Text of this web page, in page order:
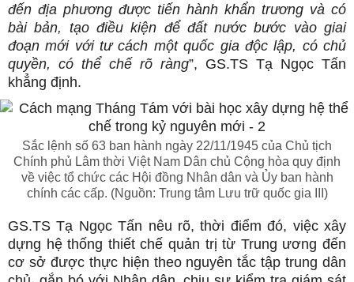
đến địa phương được tiến hành khẩn trương và có
bài bản, tạo điều kiện để đất nước bước vào giai
đoạn mới với tư cách một quốc gia độc lập, có chủ
quyền, có thể chế rõ ràng”, GS.TS Tạ Ngọc Tấn
khẳng định.
Sắc lệnh số 63 ban hành ngày 22/11/1945 của Chủ tịch
Chính phủ Lâm thời Việt Nam Dân chủ Cộng hòa quy định
về việc tổ chức các Hội đồng Nhân dân và Ủy ban hành
chính các cấp. (Nguồn: Trung tâm Lưu trữ quốc gia III)
GS.TS Tạ Ngọc Tấn nêu rõ, thời điểm đó, việc xây
dựng hệ thống thiết chế quản trị từ Trung ương đến
cơ sở được thực hiện theo nguyên tắc tập trung dân